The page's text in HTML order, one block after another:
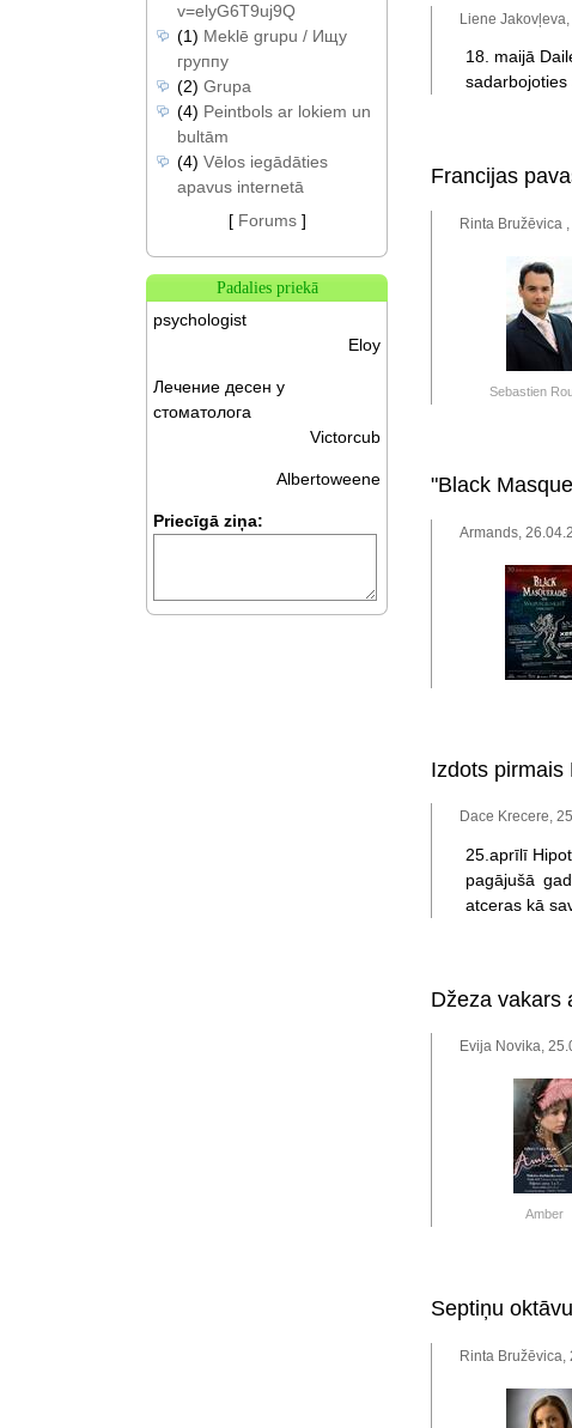
Liene
18. maijā
sadarbojoties
Francijas
Rinta Bružēvica
Sebastien
"Black
Armands,
Izdots pirmais
Dace Krecere,
25.aprīlī
pagājušā
atceras kā
Džeza vakars
Evija Novika,
Amber
Septiņu
Rinta Bružēvica,
v=elyG6T9uj9Q
(1) Meklē grupu / Ищу
группу
(2) Grupa
(4) Peintbols ar lokiem un
bultām
(4) Vēlos iegādāties
apavus internetā
[ Forums]
Padalies priekā
psychologist
Eloy
Лечение десен у
стоматолога
Victorcub
Albertoweene
Priecīgā ziņa: